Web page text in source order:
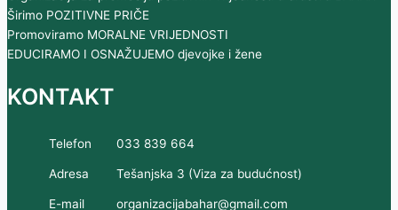
Širimo POZITIVNE PRIČE
Promoviramo MORALNE VRIJEDNOSTI
EDUCIRAMO I OSNAŽUJEMO djevojke i žene
KONTAKT
Telefon 033 839 664
Adresa Tešanjska 3 (Viza za budućnost)
E-mail organizacijabahar@gmail.com